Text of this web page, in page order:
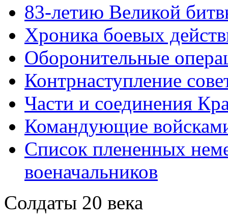
83-летию Великой
Хроника боевых
Оборонительные
Контрнаступление
Части и соединения
Командующие
Список плененных
военачальников
Солдаты 20 века